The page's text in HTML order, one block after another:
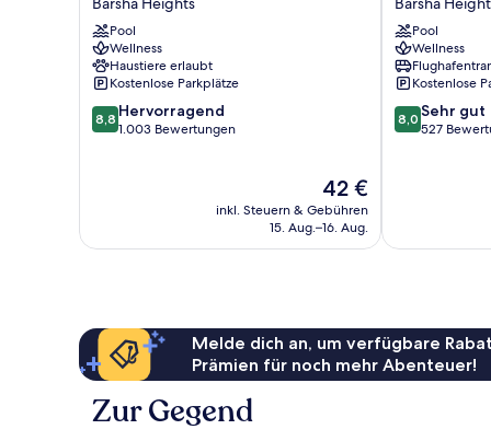
Wyndham
Dubai
Barsha
Heights
Pool
Wellness
Haustiere erlaubt
Kostenlose Parkplätze
8.8
von
8,8 Hervorragend
1.003 Bewertungen
Der
Preis
beträgt
42 €
inkl. Steuern & Gebühren
15. Aug.–16. Aug.
Hotel
Tecom
Barsha
Heights
Pool
Wellness
Kostenlose
8.0
von
8,0 Sehr gut
527
Melde dich an, um verfügbare
Prämien für noch mehr Abenteuer!
Zur Gegend